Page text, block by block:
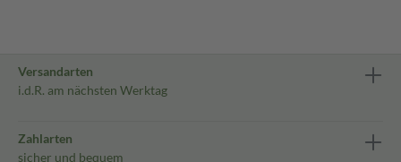
Versandarten
i.d.R. am nächsten Werktag
Zahlarten
sicher und bequem